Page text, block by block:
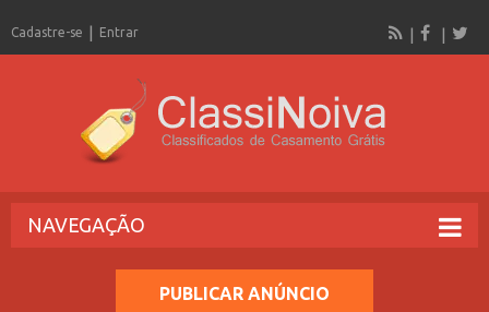
Cadastre-se Entrar
NAVEGAÇÃO
PUBLICAR ANÚNCIO